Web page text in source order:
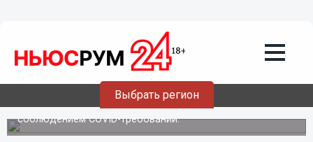
Выбрать регион
Злобин прокомментировал масочный
режим для нижегородских
младшеклассников
Учащиеся с 1 по 5 класс продолжат очное обучение с
соблюдением COVID-требований.